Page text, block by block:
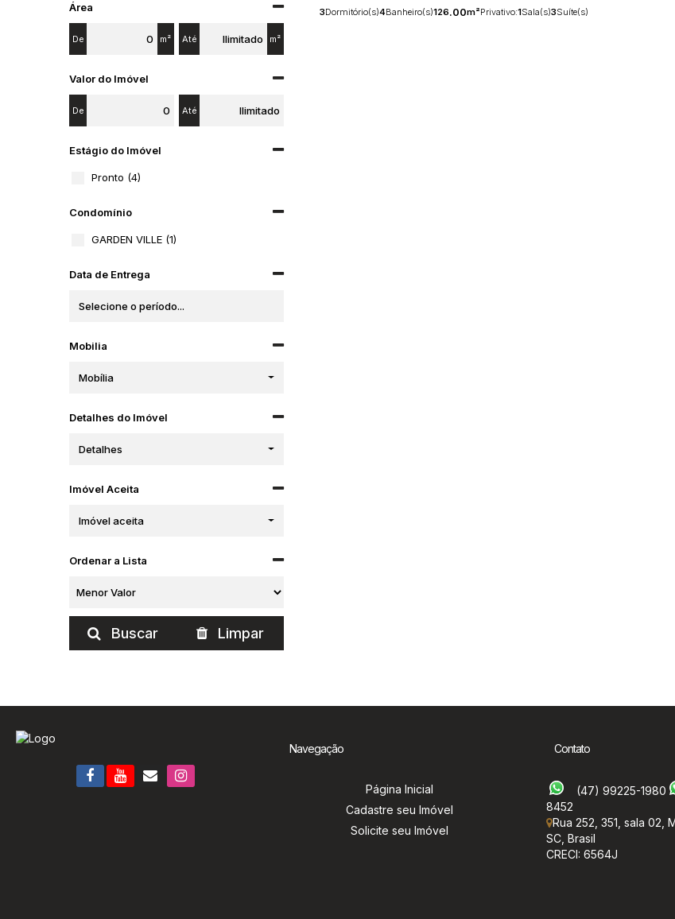
Área
De m² Até m²
Valor do Imóvel
De Até
Estágio do Imóvel
Pronto (4)
Condomínio
GARDEN VILLE (1)
Data de Entrega
Mobilia
Mobília
Detalhes do Imóvel
Detalhes
Imóvel Aceita
Imóvel aceita
Ordenar a Lista
Buscar Limpar
3Dormitório(s)4Banheiro(s) Privativo:
126.00m² 1Sala(s)3Suíte(s)
Navegação
Página Inicial
Cadastre seu Imóvel
Solicite seu Imóvel
Contato
(47) 99225-1980
8452
Rua 252 351 sala 02
SC Brasil
CRECI: 6564J